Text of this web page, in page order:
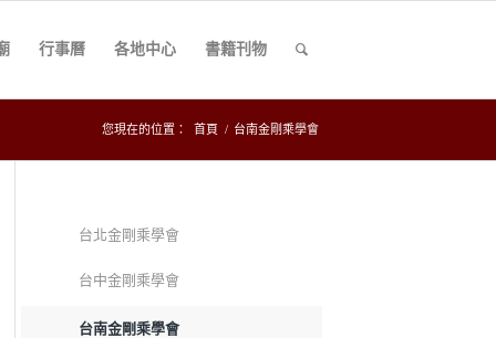
行事曆 各地中心 書籍刊物
您現在的位置： 首頁 / 台南金剛乘學會
台北金剛乘學會
台中金剛乘學會
台南金剛乘學會